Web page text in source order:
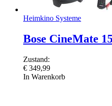
Heimkino Systeme
Bose CineMate
Zustand:
€ 349,99
In Warenkorb